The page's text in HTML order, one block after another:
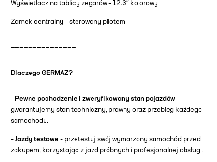
Wyświetlacz na tablicy zegarów – 12.3″ kolorowy
Zamek centralny – sterowany pilotem
———————————————
Dlaczego GERMAZ?
– Pewne pochodzenie i zweryfikowany stan pojazdów–
gwarantujemy stan techniczny, prawny oraz przebieg każdego
samochodu.
–Jazdy testowe– przetestuj swój wymarzony samochód przed
zakupem, korzystając z jazd próbnych i profesjonalnej obsługi.